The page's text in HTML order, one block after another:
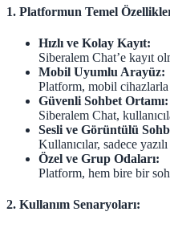
1. Platformun Temel
Hızlı ve Kolay Kayıt:
Siberalem Chat’e kayıt
Mobil Uyumlu Arayüz:
Platform, mobil cihazlarla
Güvenli Sohbet Ortamı:
Siberalem Chat,
Sesli ve Görüntülü
Kullanıcılar, sadece
Özel ve Grup Odaları:
Platform, hem bire bir
2. Kullanım Senaryoları: